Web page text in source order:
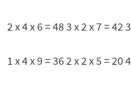
2 x 4 x 6 = 48 3 x 2 x 7 = 42
1 x 4 x 9 = 36 2 x 2 x 5 = 20